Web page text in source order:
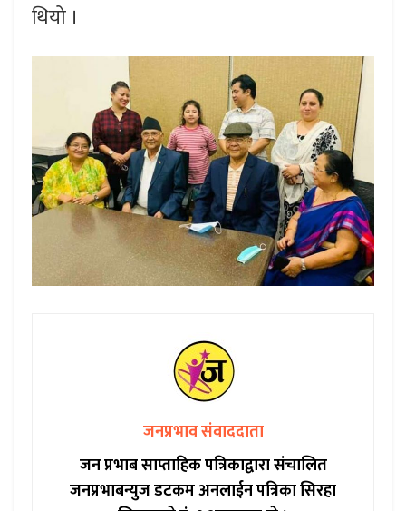
थियो ।
जनप्रभाव संवाददाता
जन प्रभाब साप्ताहिक पत्रिकाद्वारा संचालित
जनप्रभाबन्युज डटकम अनलाईन पत्रिका सिरहा